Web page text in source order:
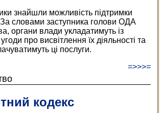
знайшли можливість підтримки
За словами заступника голови ОДА
органи влади укладатимуть із
про висвітлення їх діяльності та
ці послуги.
=>>>=
кодекс